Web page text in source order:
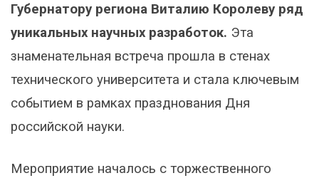
Губернатору региона Виталию Королеву ряд
уникальных научных разработок. Эта
знаменательная встреча прошла в стенах
технического университета и стала ключевым
событием в рамках празднования Дня
российской науки.
Мероприятие началось с торжественного